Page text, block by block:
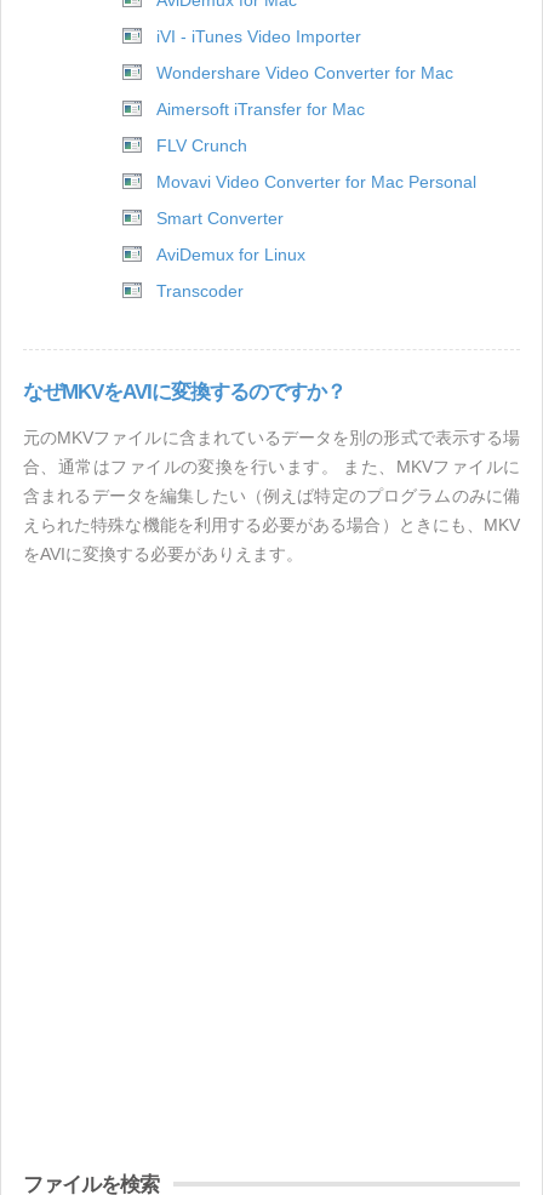
iVI - iTunes Video Importer
Wondershare Video Converter for Mac
Aimersoft iTransfer for Mac
FLV Crunch
Movavi Video Converter for Mac Personal
Smart Converter
AviDemux for Linux
Transcoder
なぜMKVをAVIに変換するのですか？
元のMKVファイルに含まれているデータを別の形式で表示する場
合、通常はファイルの変換を行います。 また、MKVファイルに
含まれるデータを編集したい（例えば特定のプログラムのみに備
えられた特殊な機能を利用する必要がある場合）ときにも、MKV
をAVIに変換する必要がありえます。
ファイルを検索